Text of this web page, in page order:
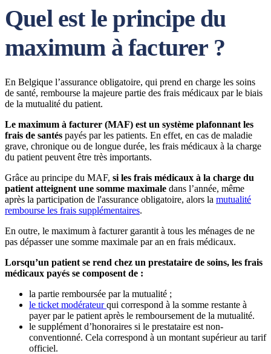
Quel est le principe du
maximum à facturer ?
En Belgique l’assurance obligatoire, qui prend en charge les soins
de santé, rembourse la majeure partie des frais médicaux par le biais
de la mutualité du patient.
Le maximum à facturer (MAF) est un système plafonnant les
frais de santés payés par les patients. En effet, en cas de maladie
grave, chronique ou de longue durée, les frais médicaux à la charge
du patient peuvent être très importants.
Grâce au principe du MAF, si les frais médicaux à la charge du
patient atteignent une somme maximale dans l’année, même
après la participation de l'assurance obligatoire, alors la mutualité
rembourse les frais supplémentaires.
En outre, le maximum à facturer garantit à tous les ménages de ne
pas dépasser une somme maximale par an en frais médicaux.
Lorsqu’un patient se rend chez un prestataire de soins, les frais
médicaux payés se composent de :
la partie remboursée par la mutualité ;
le ticket modérateurqui correspond à la somme restante à
payer par le patient après le remboursement de la mutualité.
le supplément d’honoraires si le prestataire est non-
conventionné. Cela correspond à un montant supérieur au tarif
officiel.